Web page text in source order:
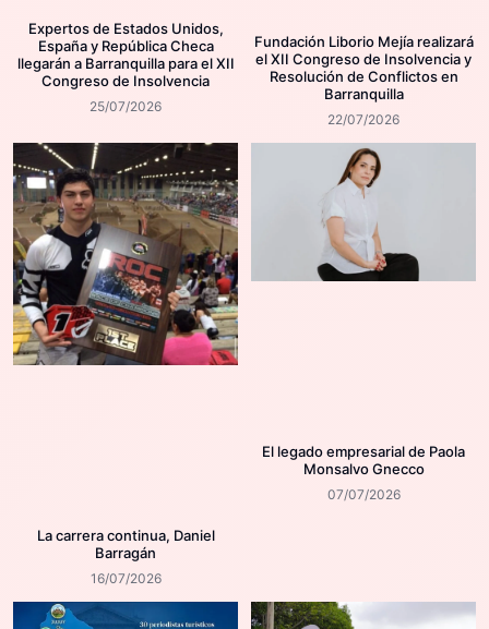
Expertos de Estados Unidos,
España y República Checa
llegarán a Barranquilla para el XII
Congreso de Insolvencia
25/07/2026
Fundación Liborio Mejía realizará
el XII Congreso de Insolvencia y
Resolución de Conflictos en
Barranquilla
22/07/2026
La carrera continua, Daniel
Barragán
16/07/2026
El legado empresarial de Paola
Monsalvo Gnecco
07/07/2026